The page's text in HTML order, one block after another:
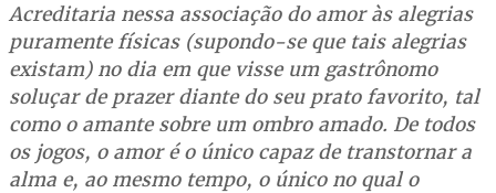
Acreditaria nessa associação do amor às alegrias
puramente físicas (supondo-se que tais alegrias
existam) no dia em que visse um gastrônomo
soluçar de prazer diante do seu prato favorito, tal
como o amante sobre um ombro amado. De todos
os jogos, o amor é o único capaz de transtornar a
alma e, ao mesmo tempo, o único no qual o